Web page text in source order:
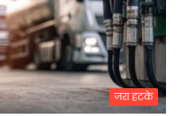
जरा हटके